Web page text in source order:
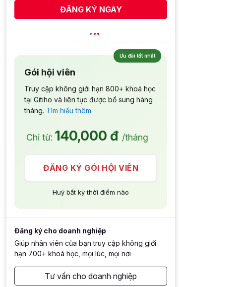
ĐĂNG KÝ NGAY
vừa đăng ký
Ưu đãi tốt nhất
Gói hội viên
Truy cập không giới hạn 800+ khoá học
tại Gitiho và liên tục được bổ sung hàng
tháng. Tìm hiểu thêm
Chỉ từ: 140,000 đ /tháng
ĐĂNG KÝ GÓI HỘI VIÊN
Huỷ bất kỳ thời điểm nào
Đăng ký cho doanh nghiệp
Giúp nhân viên của bạn truy cập không giới
hạn 700+ khoá học, mọi lúc, mọi nơi
Tư vấn cho doanh nghiệp